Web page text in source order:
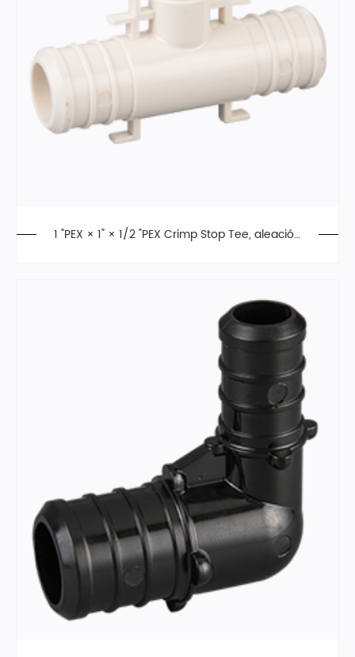
1 "PEX × 1" × 1/2 "PEX Crimp Stop Tee, aleación